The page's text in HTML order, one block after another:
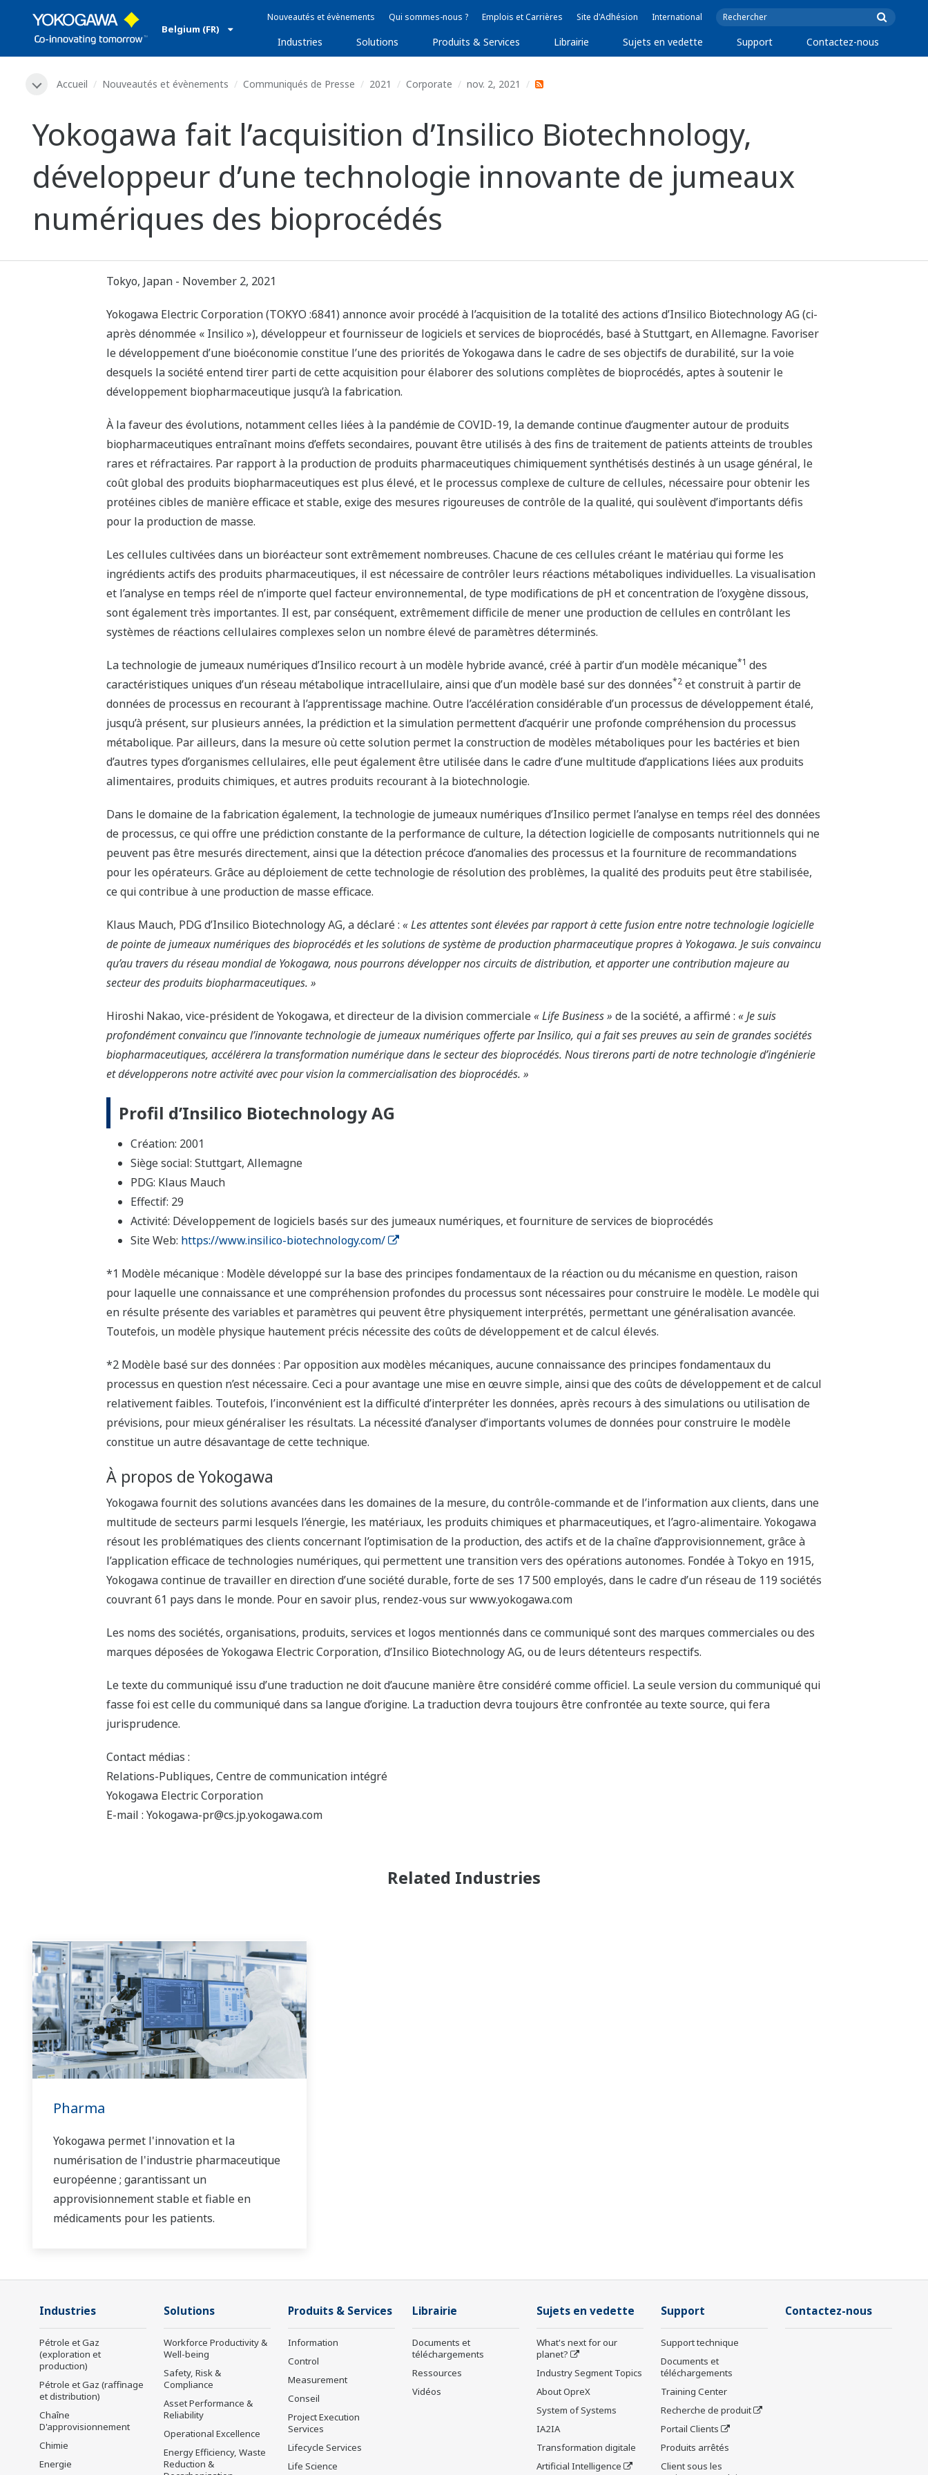
Belgium (FR)
Nouveautés et évènements Qui sommes-nous ? Emplois et Carrières Site d'Adhésion International
Industries Solutions Produits & Services Librairie Sujets en vedette Support Contactez-nous
Accueil Nouveautés et évènements Communiqués de Presse 2021 Corporate nov. 2, 2021
Yokogawa fait l’acquisition d’Insilico Biotechnology,
développeur d’une technologie innovante de jumeaux
numériques des bioprocédés
Tokyo, Japan - November 2, 2021
Yokogawa Electric Corporation (TOKYO :6841) annonce avoir procédé à l’acquisition de la totalité des actions d’Insilico Biotechnology AG (ci-
après dénommée « Insilico »), développeur et fournisseur de logiciels et services de bioprocédés, basé à Stuttgart, en Allemagne. Favoriser
le développement d’une bioéconomie constitue l’une des priorités de Yokogawa dans le cadre de ses objectifs de durabilité, sur la voie
desquels la société entend tirer parti de cette acquisition pour élaborer des solutions complètes de bioprocédés, aptes à soutenir le
développement biopharmaceutique jusqu’à la fabrication.
À la faveur des évolutions, notamment celles liées à la pandémie de COVID-19, la demande continue d’augmenter autour de produits
biopharmaceutiques entraînant moins d’effets secondaires, pouvant être utilisés à des fins de traitement de patients atteints de troubles
rares et réfractaires. Par rapport à la production de produits pharmaceutiques chimiquement synthétisés destinés à un usage général, le
coût global des produits biopharmaceutiques est plus élevé, et le processus complexe de culture de cellules, nécessaire pour obtenir les
protéines cibles de manière efficace et stable, exige des mesures rigoureuses de contrôle de la qualité, qui soulèvent d’importants défis
pour la production de masse.
Les cellules cultivées dans un bioréacteur sont extrêmement nombreuses. Chacune de ces cellules créant le matériau qui forme les
ingrédients actifs des produits pharmaceutiques, il est nécessaire de contrôler leurs réactions métaboliques individuelles. La visualisation
et l’analyse en temps réel de n’importe quel facteur environnemental, de type modifications de pH et concentration de l’oxygène dissous,
sont également très importantes. Il est, par conséquent, extrêmement difficile de mener une production de cellules en contrôlant les
systèmes de réactions cellulaires complexes selon un nombre élevé de paramètres déterminés.
La technologie de jumeaux numériques d’Insilico recourt à un modèle hybride avancé, créé à partir d’un modèle mécanique*1 des
caractéristiques uniques d’un réseau métabolique intracellulaire, ainsi que d’un modèle basé sur des données*2et construit à partir de
données de processus en recourant à l’apprentissage machine. Outre l’accélération considérable d’un processus de développement étalé,
jusqu’à présent, sur plusieurs années, la prédiction et la simulation permettent d’acquérir une profonde compréhension du processus
métabolique. Par ailleurs, dans la mesure où cette solution permet la construction de modèles métaboliques pour les bactéries et bien
d’autres types d’organismes cellulaires, elle peut également être utilisée dans le cadre d’une multitude d’applications liées aux produits
alimentaires, produits chimiques, et autres produits recourant à la biotechnologie.
Dans le domaine de la fabrication également, la technologie de jumeaux numériques d’Insilico permet l’analyse en temps réel des données
de processus, ce qui offre une prédiction constante de la performance de culture, la détection logicielle de composants nutritionnels qui ne
peuvent pas être mesurés directement, ainsi que la détection précoce d’anomalies des processus et la fourniture de recommandations
pour les opérateurs. Grâce au déploiement de cette technologie de résolution des problèmes, la qualité des produits peut être stabilisée,
ce qui contribue à une production de masse efficace.
Klaus Mauch, PDG d’Insilico Biotechnology AG, a déclaré : « Les attentes sont élevées par rapport à cette fusion entre notre technologie logicielle
de pointe de jumeaux numériques des bioprocédés et les solutions de système de production pharmaceutique propres à Yokogawa. Je suis convaincu
qu’au travers du réseau mondial de Yokogawa, nous pourrons développer nos circuits de distribution, et apporter une contribution majeure au
secteur des produits biopharmaceutiques. »
Hiroshi Nakao, vice-président de Yokogawa, et directeur de la division commerciale« Life Business » de la société, a affirmé : « Je suis
profondément convaincu que l’innovante technologie de jumeaux numériques offerte par Insilico, qui a fait ses preuves au sein de grandes sociétés
biopharmaceutiques, accélérera la transformation numérique dans le secteur des bioprocédés. Nous tirerons parti de notre technologie d’ingénierie
et développerons notre activité avec pour vision la commercialisation des bioprocédés. »
Profil d’Insilico Biotechnology AG
Création: 2001
Siège social: Stuttgart, Allemagne
PDG: Klaus Mauch
Effectif: 29
Activité: Développement de logiciels basés sur des jumeaux numériques, et fourniture de services de bioprocédés
Site Web: https://www.insilico-biotechnology.com/
*1 Modèle mécanique : Modèle développé sur la base des principes fondamentaux de la réaction ou du mécanisme en question, raison
pour laquelle une connaissance et une compréhension profondes du processus sont nécessaires pour construire le modèle. Le modèle qui
en résulte présente des variables et paramètres qui peuvent être physiquement interprétés, permettant une généralisation avancée.
Toutefois, un modèle physique hautement précis nécessite des coûts de développement et de calcul élevés.
*2 Modèle basé sur des données : Par opposition aux modèles mécaniques, aucune connaissance des principes fondamentaux du
processus en question n’est nécessaire. Ceci a pour avantage une mise en œuvre simple, ainsi que des coûts de développement et de calcul
relativement faibles. Toutefois, l’inconvénient est la difficulté d’interpréter les données, après recours à des simulations ou utilisation de
prévisions, pour mieux généraliser les résultats. La nécessité d’analyser d’importants volumes de données pour construire le modèle
constitue un autre désavantage de cette technique.
À propos de Yokogawa
Yokogawa fournit des solutions avancées dans les domaines de la mesure, du contrôle-commande et de l’information aux clients, dans une
multitude de secteurs parmi lesquels l’énergie, les matériaux, les produits chimiques et pharmaceutiques, et l’agro-alimentaire. Yokogawa
résout les problématiques des clients concernant l’optimisation de la production, des actifs et de la chaîne d’approvisionnement, grâce à
l’application efficace de technologies numériques, qui permettent une transition vers des opérations autonomes. Fondée à Tokyo en 1915,
Yokogawa continue de travailler en direction d’une société durable, forte de ses 17 500 employés, dans le cadre d’un réseau de 119 sociétés
couvrant 61 pays dans le monde. Pour en savoir plus, rendez-vous sur www.yokogawa.com
Les noms des sociétés, organisations, produits, services et logos mentionnés dans ce communiqué sont des marques commerciales ou des
marques déposées de Yokogawa Electric Corporation, d’Insilico Biotechnology AG, ou de leurs détenteurs respectifs.
Le texte du communiqué issu d’une traduction ne doit d’aucune manière être considéré comme officiel. La seule version du communiqué qui
fasse foi est celle du communiqué dans sa langue d’origine. La traduction devra toujours être confrontée au texte source, qui fera
jurisprudence.
Contact médias :
Relations-Publiques, Centre de communication intégré
Yokogawa Electric Corporation
E-mail : Yokogawa-pr@cs.jp.yokogawa.com
Related Industries
Pharma
Yokogawa permet l'innovation et la
numérisation de l'industrie pharmaceutique
européenne ; garantissant un
approvisionnement stable et fiable en
médicaments pour les patients.
Industries
Pétrole et Gaz
(exploration et
production)
Pétrole et Gaz (raffinage
et distribution)
Chaîne
D'approvisionnement
Chimie
Energie
Solutions
Workforce Productivity &
Well-being
Safety, Risk &
Compliance
Asset Performance &
Reliability
Operational Excellence
Energy Efficiency, Waste
Reduction &
Produits & Services
Information
Control
Measurement
Conseil
Project Execution
Services
Lifecycle Services
Life Science
Librairie
Documents et
téléchargements
Ressources
Vidéos
Sujets en vedette
What's next for our
planet?
Industry Segment Topics
About OpreX
System of Systems
IA2IA
Transformation digitale
Artificial Intelligence
Support
Support technique
Documents et
téléchargements
Training Center
Recherche de produit
Portail Clients
Produits arrêtés
Client sous les
Contactez-nous